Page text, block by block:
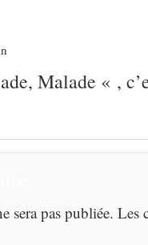
Malade « ,
sera pas publiée.